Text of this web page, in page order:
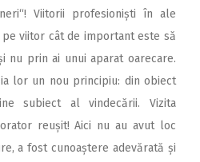
Viitorii profesioniști în ale
viitor cât de important este să
nu prin ai unui aparat oarecare.
lor un nou principiu: din obiect
subiect al vindecării. Vizita
reușit! Aici nu au avut loc
a fost cunoaștere adevărată și